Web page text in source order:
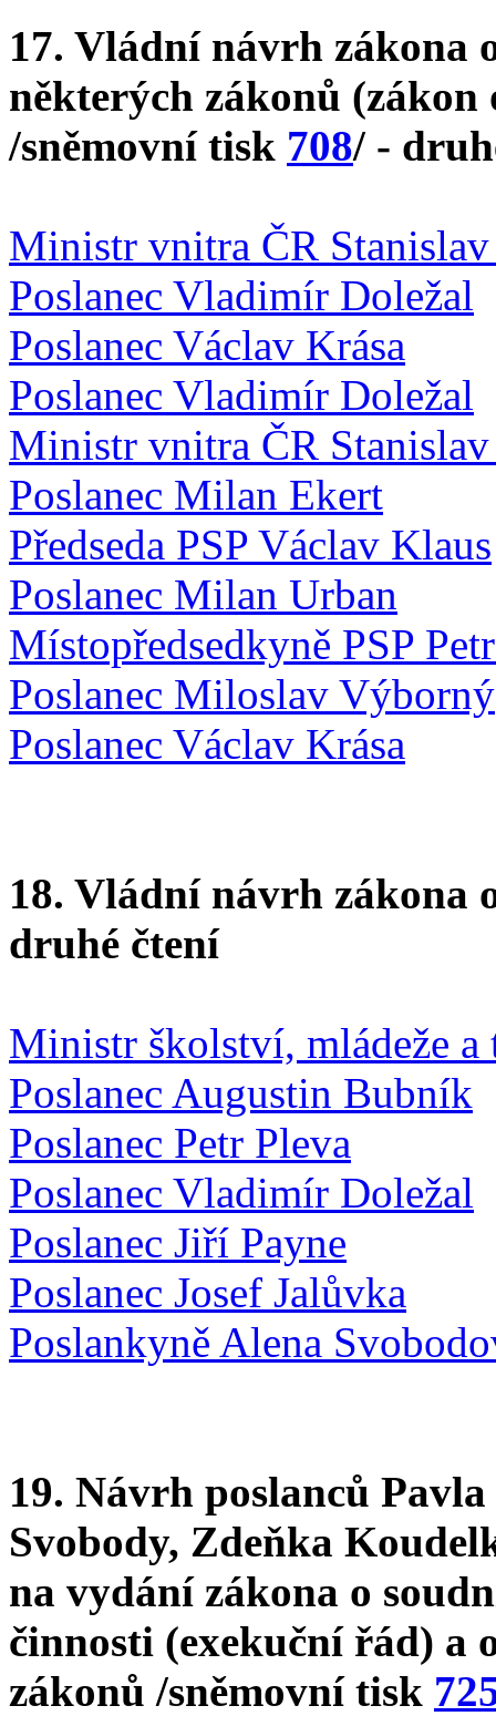
17. Vládní návrh zákona
některých zákonů
/sněmovní tisk 708/ -
Ministr vnitra ČR Stanislav
Poslanec Vladimír Doležal
Poslanec Václav Krása
Poslanec Vladimír Doležal
Ministr vnitra ČR Stanislav
Poslanec Milan Ekert
Předseda PSP Václav Klaus
Poslanec Milan Urban
Místopředsedkyně PSP
Poslanec Miloslav Výborný
Poslanec Václav Krása
18. Vládní návrh zákona
druhé čtení
Ministr školství, mládeže
Poslanec Augustin Bubník
Poslanec Petr Pleva
Poslanec Vladimír Doležal
Poslanec Jiří Payne
Poslanec Josef Jalůvka
Poslankyně Alena
19. Návrh poslanců
Svobody, Zdeňka
na vydání zákona o
činnosti (exekuční řád) a
zákonů /sněmovní tisk